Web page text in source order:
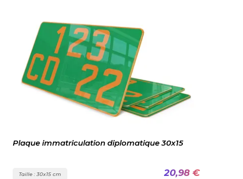
Plaque immatriculation diplomatique 30x15
Taille : 30x15 cm 20,98 €